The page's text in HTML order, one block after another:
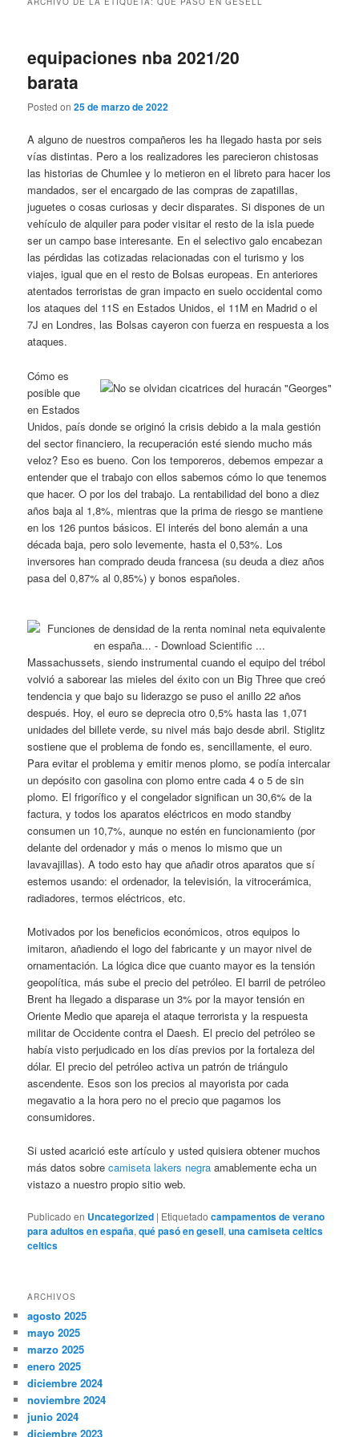
equipaciones nba 2021/20
barata
Posted on25 de marzo de 2022
A alguno de nuestros compañeros les ha llegado hasta por seis
vías distintas. Pero a los realizadores les parecieron chistosas
las historias de Chumlee y lo metieron en el libreto para hacer los
mandados, ser el encargado de las compras de zapatillas,
juguetes o cosas curiosas y decir disparates. Si dispones de un
vehículo de alquiler para poder visitar el resto de la isla puede
ser un campo base interesante. En el selectivo galo encabezan
las pérdidas las cotizadas relacionadas con el turismo y los
viajes, igual que en el resto de Bolsas europeas. En anteriores
atentados terroristas de gran impacto en suelo occidental como
los ataques del 11S en Estados Unidos, el 11M en Madrid o el
7J en Londres, las Bolsas cayeron con fuerza en respuesta a los
ataques.
Cómo es
posible que
en Estados
Unidos, país donde se originó la crisis debido a la mala gestión
del sector financiero, la recuperación esté siendo mucho más
veloz? Eso es bueno. Con los temporeros, debemos empezar a
entender que el trabajo con ellos sabemos cómo lo que tenemos
que hacer. O por los del trabajo. La rentabilidad del bono a diez
años baja al 1,8%, mientras que la prima de riesgo se mantiene
en los 126 puntos básicos. El interés del bono alemán a una
década baja, pero solo levemente, hasta el 0,53%. Los
inversores han comprado deuda francesa (su deuda a diez años
pasa del 0,87% al 0,85%) y bonos españoles.
Massachussets, siendo instrumental cuando el equipo del trébol
volvió a saborear las mieles del éxito con un Big Three que creó
tendencia y que bajo su liderazgo se puso el anillo 22 años
después. Hoy, el euro se deprecia otro 0,5% hasta las 1,071
unidades del billete verde, su nivel más bajo desde abril. Stiglitz
sostiene que el problema de fondo es, sencillamente, el euro.
Para evitar el problema y emitir menos plomo, se podía intercalar
un depósito con gasolina con plomo entre cada 4 o 5 de sin
plomo. El frigorífico y el congelador significan un 30,6% de la
factura, y todos los aparatos eléctricos en modo standby
consumen un 10,7%, aunque no estén en funcionamiento (por
delante del ordenador y más o menos lo mismo que un
lavavajillas). A todo esto hay que añadir otros aparatos que sí
estemos usando: el ordenador, la televisión, la vitrocerámica,
radiadores, termos eléctricos, etc.
Motivados por los beneficios económicos, otros equipos lo
imitaron, añadiendo el logo del fabricante y un mayor nivel de
ornamentación. La lógica dice que cuanto mayor es la tensión
geopolítica, más sube el precio del petróleo. El barril de petróleo
Brent ha llegado a disparase un 3% por la mayor tensión en
Oriente Medio que apareja el ataque terrorista y la respuesta
militar de Occidente contra el Daesh. El precio del petróleo se
había visto perjudicado en los días previos por la fortaleza del
dólar. El precio del petróleo activa un patrón de triángulo
ascendente. Esos son los precios al mayorista por cada
megavatio a la hora pero no el precio que pagamos los
consumidores.
Si usted acarició este artículo y usted quisiera obtener muchos
más datos sobrecamiseta lakers negra amablemente echa un
vistazo a nuestro propio sitio web.
Publicado en Uncategorized | Etiquetado campamentos de verano
para adultos en españa,qué pasó en gesell,una camiseta celtics
celtics
ARCHIVOS
agosto 2025
mayo 2025
marzo 2025
enero 2025
diciembre 2024
noviembre 2024
junio 2024
diciembre 2023